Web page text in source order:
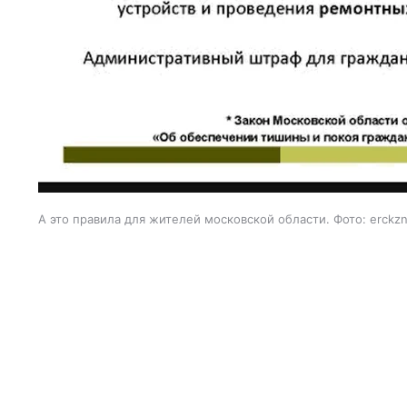
А это правила для жителей московской области. Фото: